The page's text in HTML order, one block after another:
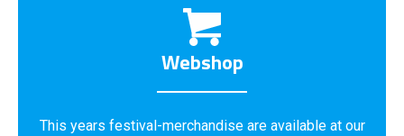
Webshop
This years festival-merchandise are available at our